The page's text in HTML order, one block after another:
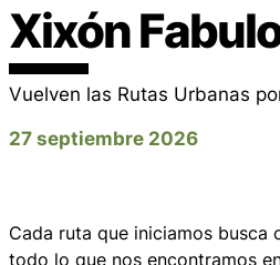
Xixón
Vuelven las Rutas Urbanas
27 septiembre 2026
Cada ruta que iniciamos busca
todo lo que nos encontramos